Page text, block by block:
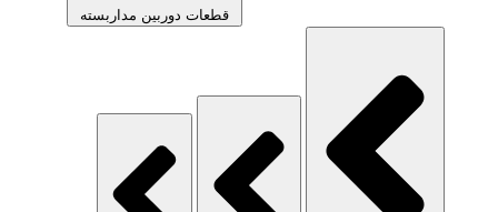
قطعات دوربین مداربسته